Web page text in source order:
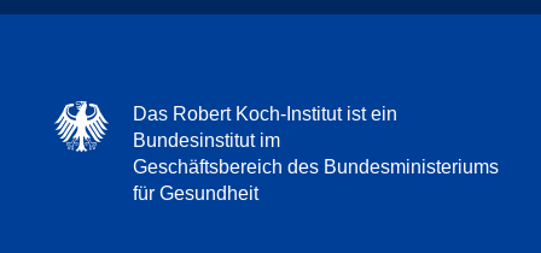
Das Robert Koch-Institut ist ein
Bundesinstitut im
Geschäftsbereich des Bundesministeriums
für Gesundheit